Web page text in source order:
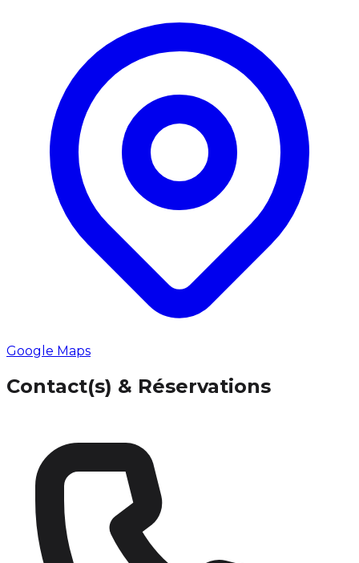
Google Maps
Contact(s) & Réservations